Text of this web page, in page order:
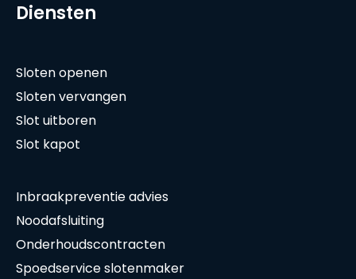
Diensten
Sloten openen
Sloten vervangen
Slot uitboren
Slot kapot
Inbraakpreventie advies
Noodafsluiting
Onderhoudscontracten
Spoedservice slotenmaker